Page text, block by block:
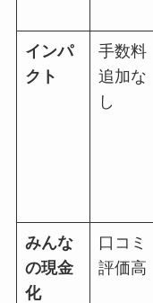
インパ
クト
手数料
追加な
し
みんな
の現金
化
口コミ
評価高